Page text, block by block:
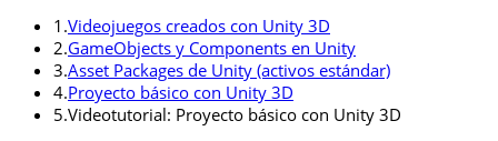
1.Videojuegos creados con Unity 3D
2.GameObjects y Components en Unity
3.Asset Packages de Unity (activos estándar)
4.Proyecto básico con Unity 3D
5.Videotutorial: Proyecto básico con Unity 3D